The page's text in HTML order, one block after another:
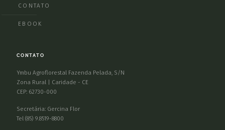
CONTATO
EBOOK
CONTATO
Ymbu Agroflorestal Fazenda Pelada, S/N
Zona Rural | Caridade - CE
CEP: 62730-000
Secretária: Gercina Flor
Tel (85) 9.8519-8800